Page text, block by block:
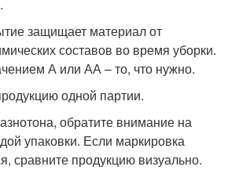
защищает материал от
составов во время уборки.
А или АА – то, что нужно.
одной партии.
обратите внимание на
упаковки. Если маркировка
сравните продукцию визуально.